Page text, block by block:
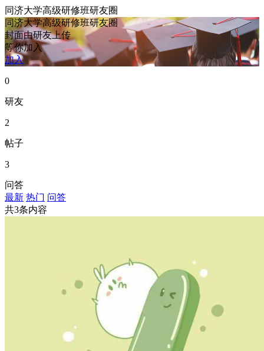
同济大学高级研修班研友圈
同济大学高级研修班研友圈
封面由研友上传
等你加入
加入
0
研友
2
帖子
3
问答
最新 热门 问答
共3条内容